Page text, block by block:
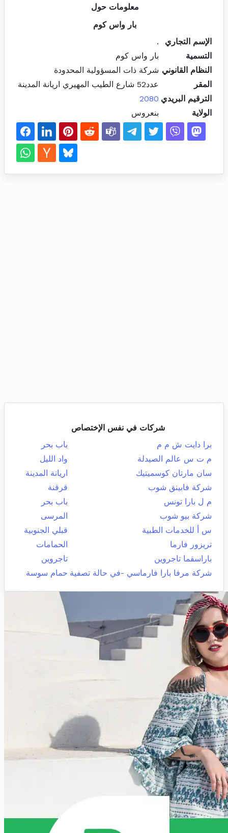
معلومات حول
بار واس كوم
الإسم التجاري
.
التسمية
بار واس كوم
النظام القانوني شركة ذات المسؤولية المحدودة
المقر
عدد52 شارع الطيب المهيري اريانة المدينة
الترقيم البريدي 2080
الولاية
بنعروس
شركات في نفس الإختصاص
برا دايت ش م م
باب بحر
م ت س عالم الصيدلة
واد الليل
سان مارتان كوسميتيك
اريانة المدينة
شركة فابينق شوب
قرقنة
م ل بارا تونس
باب بحر
شركة بيو شوب
المرسى
س أ للخدمات الطبية
قبلي الجنوبية
تريزور فارما
الحمامات
باراسقما تاجروين
تاجروين
شركة مرفا بارا فارماسي -في حالة تصفية حمام سوسة